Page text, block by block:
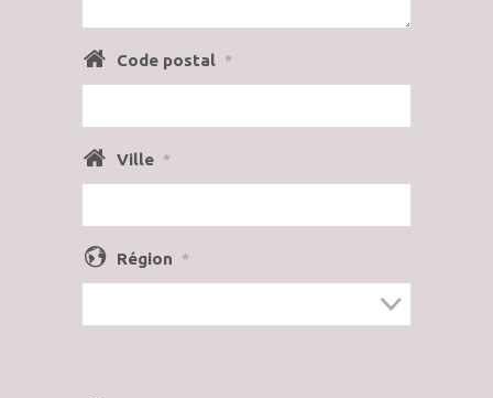
Code postal *
Ville *
Région *